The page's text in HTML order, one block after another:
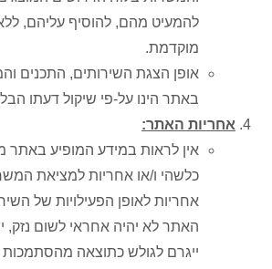
להמעיט מהם, להוסיף עליהם,
מוקדמת.
אופן הצגת השירותים, התכנים
באתר הינו על-פי שיקול דעתו
אחריות האתר:
אין לראות במידע המופיע
כלשהי ו/או אחריות למציאת
אחריות לאופן הפעילויות של
האתר לא יהיה אחראי לשום נזק,
ייגרם לגולש כתוצאה